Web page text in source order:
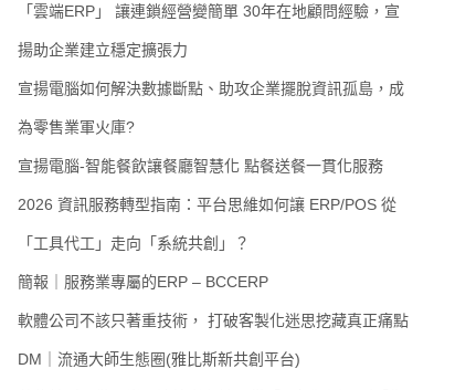
「雲端ERP」 讓連鎖經營變簡單 30年在地顧問經驗，宣
揚助企業建立穩定擴張力
宣揚電腦如何解決數據斷點、助攻企業擺脫資訊孤島，成
為零售業軍火庫?
宣揚電腦-智能餐飲讓餐廳智慧化 點餐送餐一貫化服務
2026 資訊服務轉型指南：平台思維如何讓 ERP/POS 從
「工具代工」走向「系統共創」？
簡報｜服務業專屬的ERP – BCCERP
軟體公司不該只著重技術， 打破客製化迷思挖藏真正痛點
DM｜流通大師生態圈(雅比斯新共創平台)